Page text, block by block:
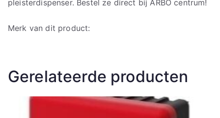
pleisterdispenser. Bestel ze direct bij ARBO centrum!
Merk van dit product:
Gerelateerde producten